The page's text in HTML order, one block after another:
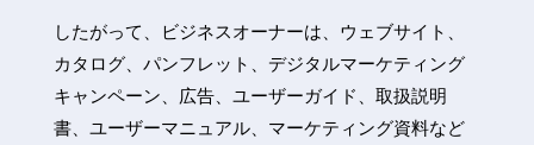
したがって、ビジネスオーナーは、ウェブサイト、
カタログ、パンフレット、デジタルマーケティング
キャンペーン、広告、ユーザーガイド、取扱説明
書、ユーザーマニュアル、マーケティング資料など